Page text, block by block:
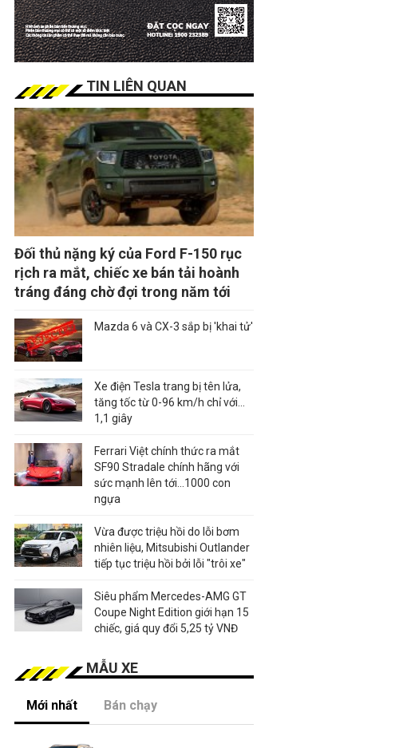
TIN LIÊN QUAN
Đối thủ nặng ký của Ford F-150 rục
rịch ra mắt, chiếc xe bán tải hoành
tráng đáng chờ đợi trong năm tới
Mazda 6 và CX-3 sắp bị 'khai tử'
Xe điện Tesla trang bị tên lửa,
tăng tốc từ 0-96 km/h chỉ với...
1,1 giây
Ferrari Việt chính thức ra mắt
SF90 Stradale chính hãng với
sức mạnh lên tới...1000 con
ngựa
Vừa được triệu hồi do lỗi bơm
nhiên liệu, Mitsubishi Outlander
tiếp tục triệu hồi bởi lỗi "trôi xe"
Siêu phẩm Mercedes-AMG GT
Coupe Night Edition giới hạn 15
chiếc, giá quy đổi 5,25 tỷ VNĐ
MẪU XE
Mới nhất Bán chạy